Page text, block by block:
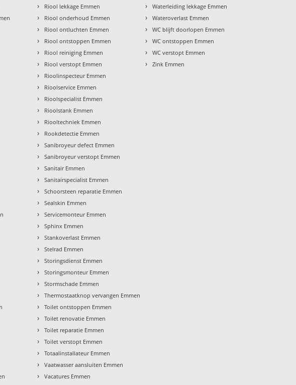
› Riool lekkage Emmen
› Riool onderhoud Emmen
› Riool ontluchten Emmen
› Riool ontstoppen Emmen
› Riool reiniging Emmen
› Riool verstopt Emmen
› Rioolinspecteur Emmen
› Rioolservice Emmen
› Rioolspecialist Emmen
› Rioolstank Emmen
› Riooltechniek Emmen
› Rookdetectie Emmen
› Sanibroyeur defect Emmen
› Sanibroyeur verstopt Emmen
› Sanitair Emmen
› Sanitairspecialist Emmen
› Schoorsteen reparatie Emmen
› Sealskin Emmen
› Servicemonteur Emmen
› Sphinx Emmen
› Stankoverlast Emmen
› Stelrad Emmen
› Storingsdienst Emmen
› Storingsmonteur Emmen
› Stormschade Emmen
› Thermostaatknop vervangen Emmen
› Toilet ontstoppen Emmen
› Toilet renovatie Emmen
› Toilet reparatie Emmen
› Toilet verstopt Emmen
› Totaalinstallateur Emmen
› Vaatwasser aansluiten Emmen
› Vacatures Emmen
› Waterleiding lekkage Emmen
› Wateroverlast Emmen
› WC blijft doorlopen Emmen
› WC ontstoppen Emmen
› WC verstopt Emmen
› Zink Emmen